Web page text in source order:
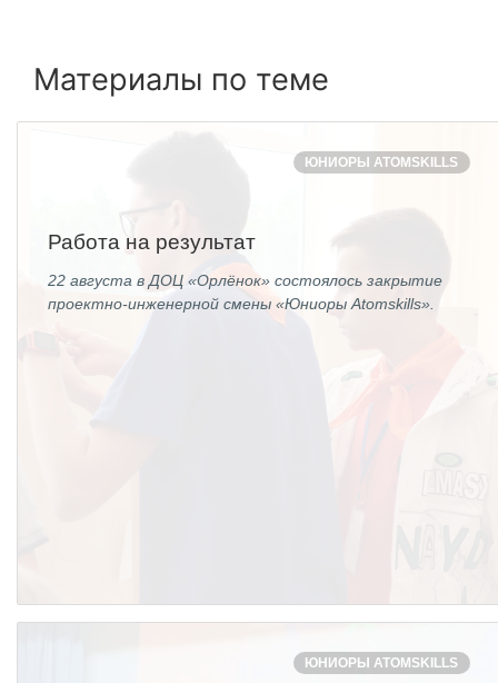
Новости
Контакты
Будущим сотрудникам
Материалы по теме
ЮНИОРЫ ATOMSKILLS
Работа на результат
22 августа в ДОЦ «Орлёнок» состоялось закрытие
проектно-инженерной смены «Юниоры Atomskills».
ЮНИОРЫ ATOMSKILLS